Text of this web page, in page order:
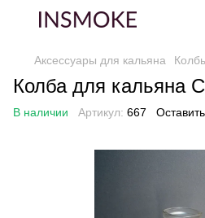
Аксессуары для кальяна
Колба для кальяна
В наличии Артикул: 667